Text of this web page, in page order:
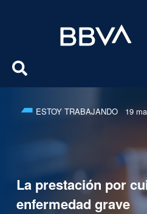
ESTOY TRABAJANDO 19
La prestación por
enfermedad grave